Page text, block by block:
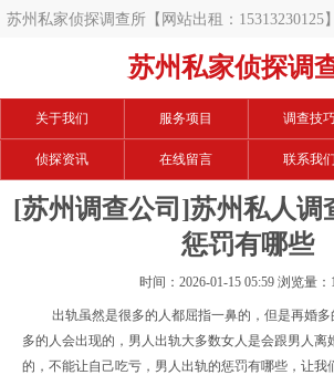
苏州私家侦探调查所【网站出租：15313230125
调查公司,开展的项目有苏州私人调查,苏州私家
信可以帮您解决难题.
苏州私家侦探调
关于我们 服务项目 调查技
侦探资讯 在线留言 联系我们
[苏州调查公司]苏州私人调
惩罚有哪些
时间：2026-01-15 05:59 浏览量：
出轨虽然是很多的人都屈指一鼻的，但是再婚多
多的人会出现的，男人出轨大多数女人是会跟男人离
的，不能让自己吃亏，男人出轨的惩罚有哪些，让我